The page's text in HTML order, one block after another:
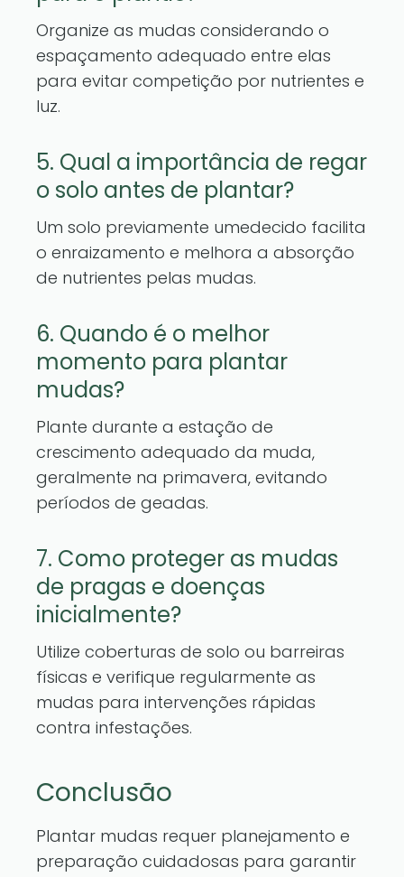
Organize as mudas considerando o
espaçamento adequado entre elas
para evitar competição por nutrientes e
luz.
5. Qual a importância de regar
o solo antes de plantar?
Um solo previamente umedecido facilita
o enraizamento e melhora a absorção
de nutrientes pelas mudas.
6. Quando é o melhor
momento para plantar
mudas?
Plante durante a estação de
crescimento adequado da muda,
geralmente na primavera, evitando
períodos de geadas.
7. Como proteger as mudas
de pragas e doenças
inicialmente?
Utilize coberturas de solo ou barreiras
físicas e verifique regularmente as
mudas para intervenções rápidas
contra infestações.
Conclusão
Plantar mudas requer planejamento e
preparação cuidadosas para garantir